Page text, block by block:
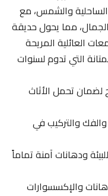
والشمس، مع
مما يحول حديقة
العائلية المريحة
التي تدوم لسنوات
تحمل الأثاث
والتركيب في
ودهانات آمنة تماماً
والإكسسوارات